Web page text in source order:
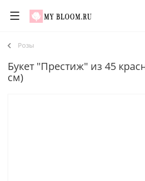
Розы
Букет "Престиж" из 45
см)